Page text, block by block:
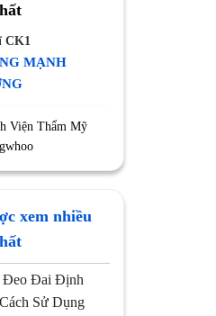
CK1
MẠNH
Viện Thẩm Mỹ
xem nhiều
Đeo Đai Định
Sử Dụng